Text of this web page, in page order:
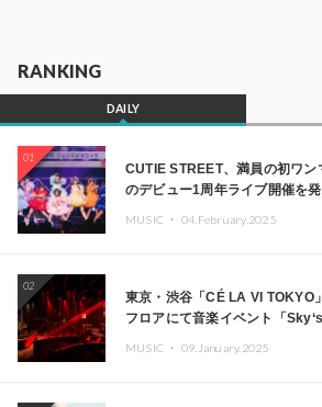
RANKING
DAILY
01
CUTIE STREET、満員の初ワ
のデビュー1周年ライブ開催を
MUSIC ・ 04.February.2025
02
東京・渋谷「CÉ LA VI TOKYO
フロアにて音楽イベント「
MUSIC ・ 09.January.2025